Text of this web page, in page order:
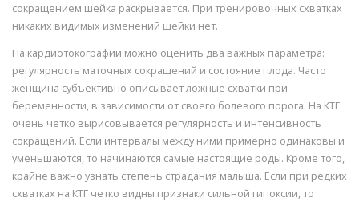
сокращением шейка раскрывается. При тренировочных схватках
никаких видимых изменений шейки нет.
На кардиотокографии можно оценить два важных параметра:
регулярность маточных сокращений и состояние плода. Часто
женщина субъективно описывает ложные схватки при
беременности, в зависимости от своего болевого порога. На КТГ
очень четко вырисовывается регулярность и интенсивность
сокращений. Если интервалы между ними примерно одинаковы и
уменьшаются, то начинаются самые настоящие роды. Кроме того,
крайне важно узнать степень страдания малыша. Если при редких
схватках на КТГ четко видны признаки сильной гипоксии, то